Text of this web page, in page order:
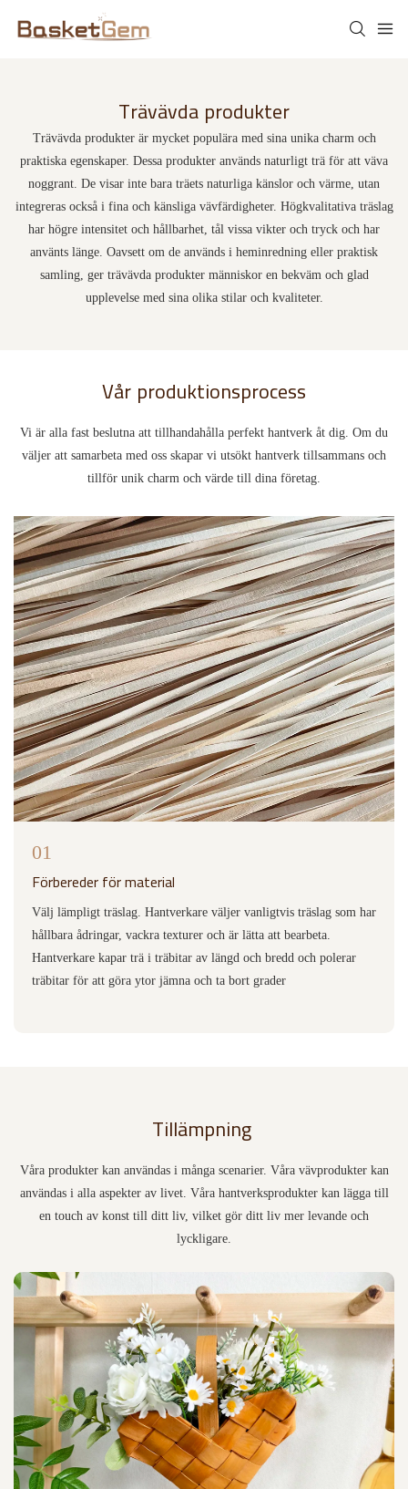
Trävävda produkter
Trävävda produkter är mycket populära med sina unika charm och
praktiska egenskaper. Dessa produkter används naturligt trä för att väva
noggrant. De visar inte bara träets naturliga känslor och värme, utan
integreras också i fina och känsliga vävfärdigheter. Högkvalitativa träslag
har högre intensitet och hållbarhet, tål vissa vikter och tryck och har
använts länge. Oavsett om de används i heminredning eller praktisk
samling, ger trävävda produkter människor en bekväm och glad
upplevelse med sina olika stilar och kvaliteter.
Vår produktionsprocess
Vi är alla fast beslutna att tillhandahålla perfekt hantverk åt dig. Om du
väljer att samarbeta med oss ​​skapar vi utsökt hantverk tillsammans och
tillför unik charm och värde till dina företag.
01
Förbereder för material
Välj lämpligt träslag. Hantverkare väljer vanligtvis träslag som har
hållbara ådringar, vackra texturer och är lätta att bearbeta.
Hantverkare kapar trä i träbitar av längd och bredd och polerar
träbitar för att göra ytor jämna och ta bort grader
Tillämpning
Våra produkter kan användas i många scenarier. Våra vävprodukter kan
användas i alla aspekter av livet. Våra hantverksprodukter kan lägga till
en touch av konst till ditt liv, vilket gör ditt liv mer levande och
lyckligare.